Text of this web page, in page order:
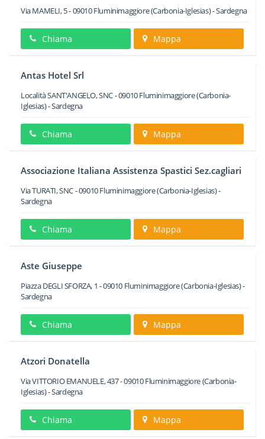
Via MAMELI, 5-09010Fluminimaggiore(Carbonia-Iglesias) -Sardegna
Chiama Mappa
Antas Hotel Srl
Località SANT'ANGELO, SNC-09010Fluminimaggiore(Carbonia-
Iglesias) -Sardegna
Chiama Mappa
Associazione Italiana Assistenza Spastici Sez.cagliari
Via TURATI, SNC-09010Fluminimaggiore(Carbonia-Iglesias) -
Sardegna
Chiama Mappa
Aste Giuseppe
Piazza DEGLI SFORZA, 1 -09010 Fluminimaggiore(Carbonia-Iglesias) -
Sardegna
Chiama Mappa
Atzori Donatella
Via VITTORIO EMANUELE, 437-09010Fluminimaggiore(Carbonia-
Iglesias) -Sardegna
Chiama Mappa